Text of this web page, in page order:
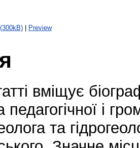
| Preview
вміщує
педагогічної і
та